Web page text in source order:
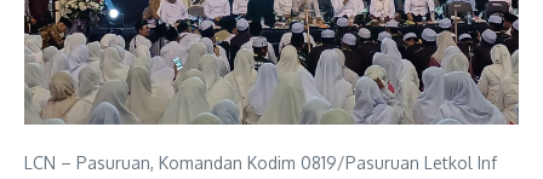
LCN – Pasuruan, Komandan Kodim 0819/Pasuruan Letkol Inf